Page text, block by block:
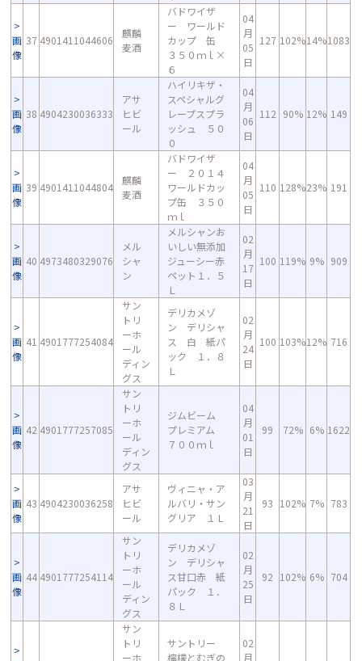
画
像
37 4901411044606
麒麟
麦酒
バドワイザ
ー ワールド
カップ 缶
３５０ｍｌ×
６
04
月
05
日
127 102%14%1083
画
像
38 4904230036333
アサ
ヒビ
ール
ハイリキザ・
スペシャルグ
レープスプラ
ッシュ ５０
０
04
月
06
日
112 90% 12% 149
画
像
39 4901411044804
麒麟
麦酒
バドワイザ
ー ２０１４
ワールドカッ
プ缶 ３５０
ｍｌ
04
月
05
日
110 128%23% 191
画
像
40 4973480329076
メル
シャ
ン
メルシャンお
いしい無添加
ジューシー赤
ペット１．５
Ｌ
02
月
17
日
100 119% 9% 909
画
像
41 4901777254084
サン
トリ
ーホ
ール
ディン
グス
デリカメゾ
ン デリシャ
ス 白 紙パ
ック １．８
Ｌ
02
月
24
日
100 103%12% 716
画
像
42 4901777257085
サン
トリ
ーホ
ール
ディン
グス
ジムビーム
プレミアム
７００ｍｌ
04
月
01
日
99 72% 6% 1622
画
像
43 4904230036258
アサ
ヒビ
ール
ヴィニャ・ア
ルバリ・サン
グリア １Ｌ
03
月
21
日
93 102% 7% 783
画
像
44 4901777254114
サン
トリ
ーホ
ール
ディン
グス
デリカメゾ
ン デリシャ
ス甘口赤 紙
パック １．
８Ｌ
02
月
25
日
92 102% 6% 704
サン
トリ
ーホ
サントリー
檸檬とむぎの
02
月